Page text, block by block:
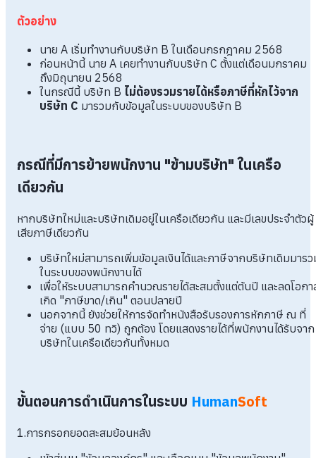
ตัวอย่าง
นาย A เริ่มทำงานกับบริษัท B ในเดือนกรกฎาคม 2568
ก่อนหน้านี้ นาย A เคยทำงานกับบริษัท C ตั้งแต่เดือนมกราคม
ถึงมิถุนายน 2568
ในกรณีนี้ บริษัท B ไม่ต้องรวมรายได้หรือภาษีที่หักไว้จาก
บริษัท C มารวมกับข้อมูลในระบบของบริษัท B
กรณีที่มีการย้ายพนักงาน "ข้ามบริษัท" ในเครือ
เดียวกัน
หากบริษัทใหม่และบริษัทเดิมอยู่ในเครือเดียวกัน และมีเลขประจำตัวผู้
เสียภาษีเดียวกัน
บริษัทใหม่สามารถเพิ่มข้อมูลเงินได้และภาษีจากบริษัทเดิมมาร
ในระบบของพนักงานได้
เพื่อให้ระบบสามารถคำนวณรายได้สะสมตั้งแต่ต้นปี และลดโอกา
เกิด "ภาษีขาด/เกิน" ตอนปลายปี
นอกจากนี้ ยังช่วยให้การจัดทำหนังสือรับรองการหักภาษี ณ ที่
จ่าย (แบบ 50 ทวิ) ถูกต้อง โดยแสดงรายได้ที่พนักงานได้รับจาก
บริษัทในเครือเดียวกันทั้งหมด
ขั้นตอนการดำเนินการในระบบ HumanSoft
1.การกรอกยอดสะสมย้อนหลัง